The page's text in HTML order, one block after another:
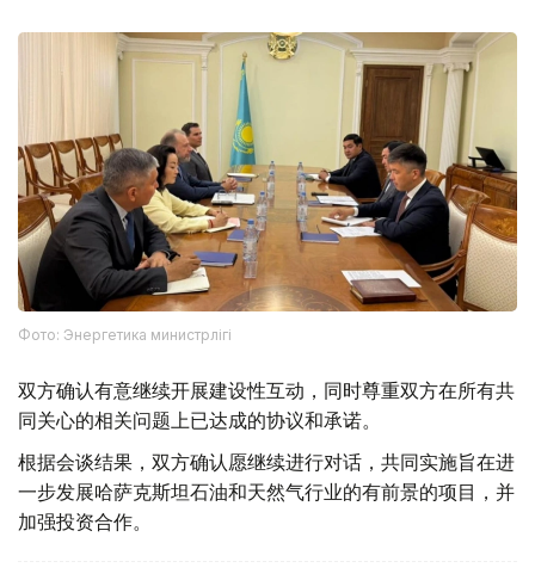
Фото: Энергетика министрлігі
双方确认有意继续开展建设性互动，同时尊重双方在所有共
同关心的相关问题上已达成的协议和承诺。
根据会谈结果，双方确认愿继续进行对话，共同实施旨在进
一步发展哈萨克斯坦石油和天然气行业的有前景的项目，并
加强投资合作。